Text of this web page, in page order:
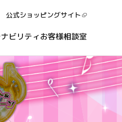
公式ショッピングサイト
ビリティお客様相談室